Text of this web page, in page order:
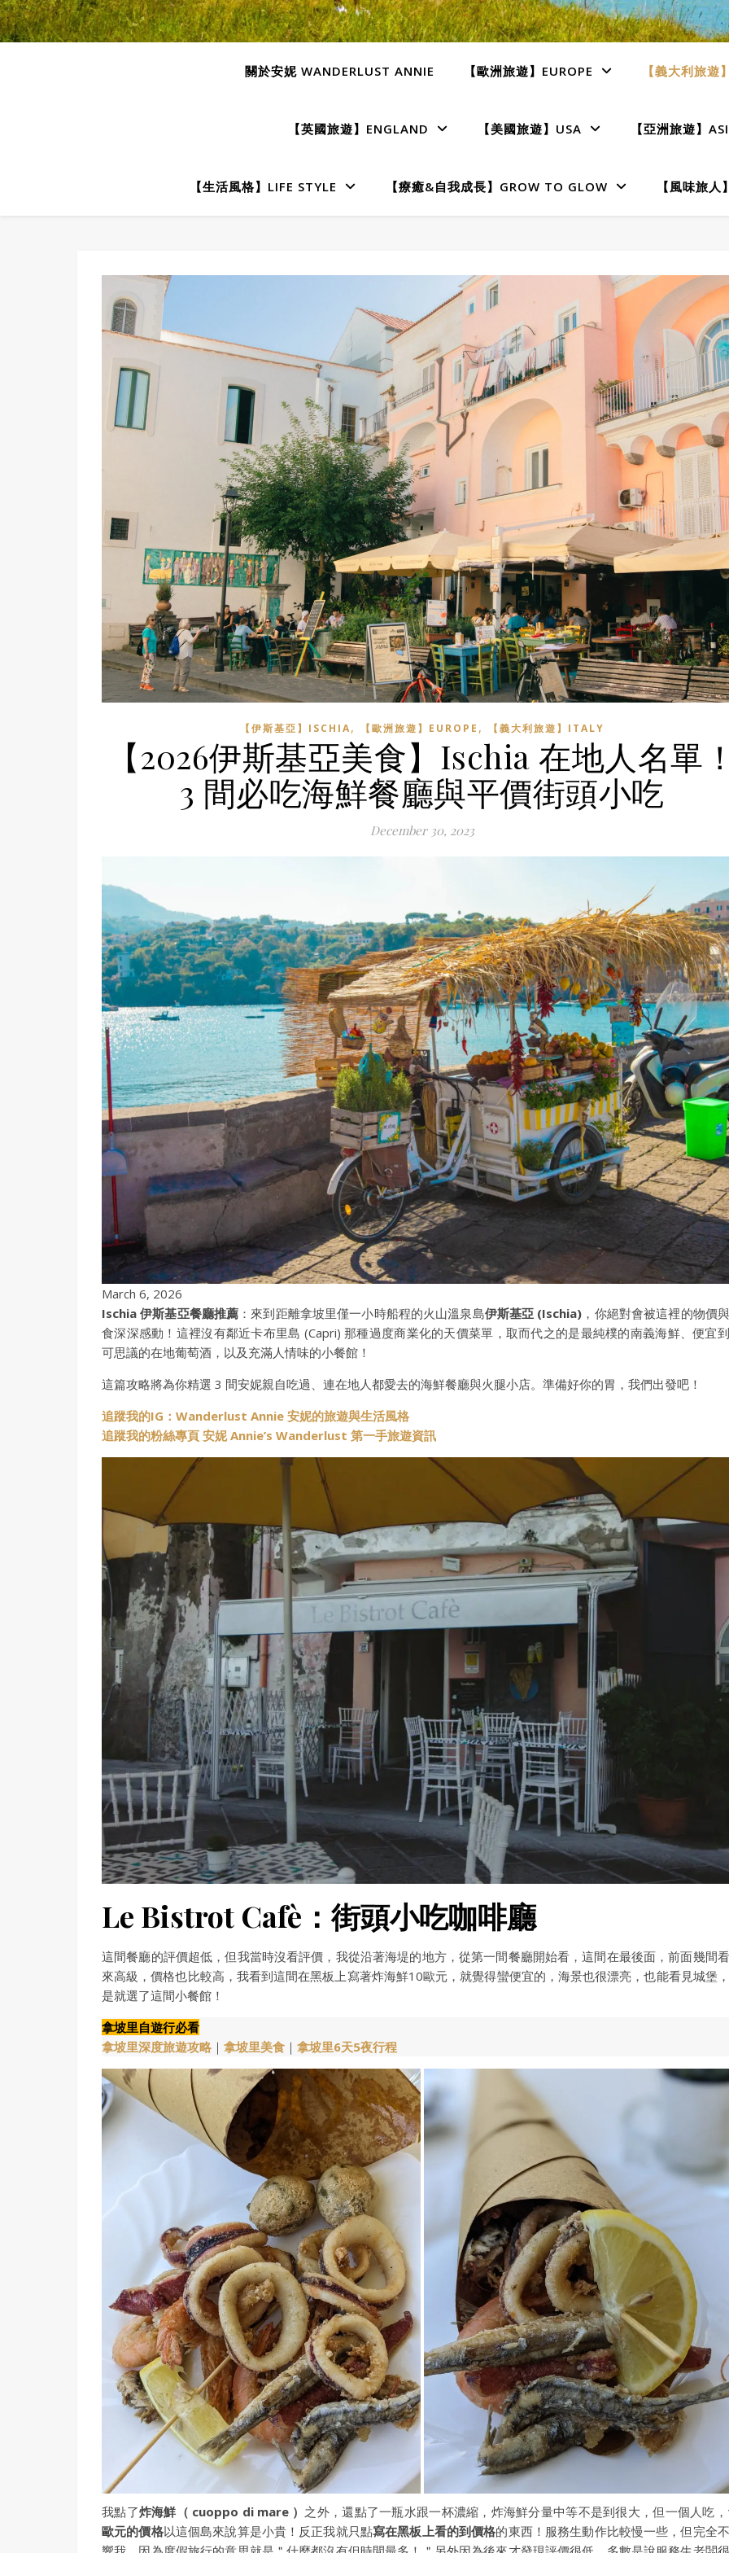
關於安妮 WANDERLUST ANNIE 【歐洲旅遊】EUROPE 【義大利旅遊
【英國旅遊】ENGLAND 【美國旅遊】USA 【亞洲旅遊】
【生活風格】LIFE STYLE 【療癒&自我成長】GROW TO GLOW 【風味旅人
【伊斯基亞】ISCHIA, 【歐洲旅遊】EUROPE , 【義大利旅遊】ITALY
【2026伊斯基亞美食】Ischia 在地人名單
3 間必吃海鮮餐廳與平價街頭小吃
December 30, 2023
March 6, 2026
Ischia 伊斯基亞餐廳推薦 ：來到距離拿坡里僅一小時船程的火山溫泉島伊斯基亞 (Ischia) ，你絕對會被這裡的物價
食深深感動！這裡沒有鄰近卡布里島 (Capri) 那種過度商業化的天價菜單，取而代之的是最純樸的南義海鮮、便宜
可思議的在地葡萄酒，以及充滿人情味的小餐館！
這篇攻略將為你精選 3 間安妮親自吃過、連在地人都愛去的海鮮餐廳與火腿小店。準備好你的胃，我們出發吧！
追蹤我的IG：Wanderlust Annie 安妮的旅遊與生活風格
追蹤我的粉絲專頁 安妮 Annie’s Wanderlust 第一手旅遊資訊
Le Bistrot Cafè：街頭小吃咖啡廳
這間餐廳的評價超低，但我當時沒看評價，我從沿著海堤的地方，從第一間餐廳開始看，這間在最後面，前面幾間
來高級，價格也比較高，我看到這間在黑板上寫著炸海鮮10歐元，就覺得蠻便宜的，海景也很漂亮，也能看見城堡
是就選了這間小餐館！
拿坡里自遊行必看
拿坡里深度旅遊攻略 ｜ 拿坡里美食 ｜ 拿坡里6天5夜行程
我點了炸海鮮（ cuoppo di mare ） 之外，還點了一瓶水跟一杯濃縮，炸海鮮分量中等不是到很大，但一個人吃，
歐元的價格以這個島來說算是小貴！反正我就只點寫在黑板上看的到價格的東西！服務生動作比較慢一些，但完全